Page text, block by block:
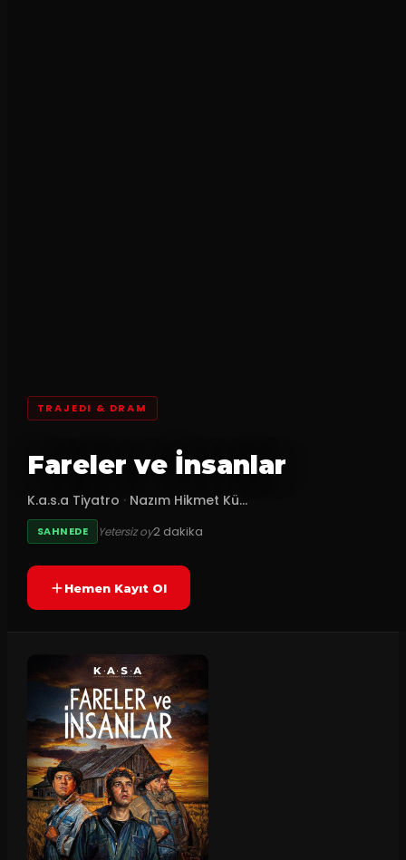
TRAJEDI & DRAM
Fareler ve İnsanlar
K.a.s.a Tiyatro · Nazım Hikmet Kü...
SAHNEDE Yetersiz oy2 dakika
Hemen Kayıt Ol